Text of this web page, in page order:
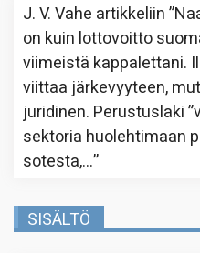
J. V. Vahe artikkeliin
on kuin lottovoitto
viimeistä kappalettani.
viittaa järkevyyteen,
juridinen. Perustuslaki
sektoria huolehtimaan
sotesta,…”
SISÄLTÖ